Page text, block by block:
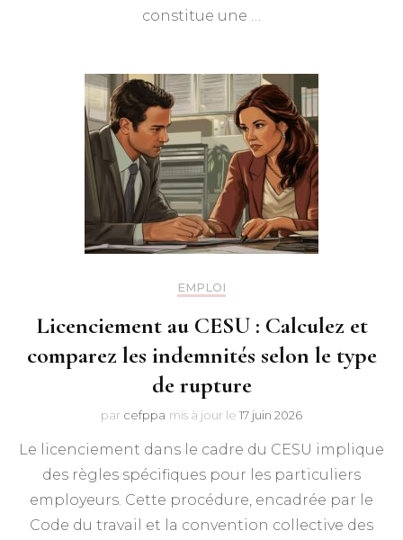
constitue une …
EMPLOI
Licenciement au CESU : Calculez et
comparez les indemnités selon le type
de rupture
par cefppa mis à jour le 17 juin 2026
Le licenciement dans le cadre du CESU implique
des règles spécifiques pour les particuliers
employeurs. Cette procédure, encadrée par le
Code du travail et la convention collective des